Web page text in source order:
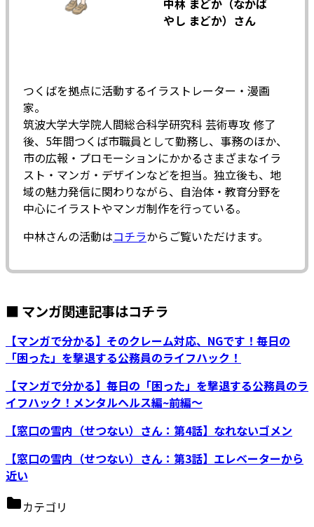
中林 まどか（なかば
やし まどか）さん
つくばを拠点に活動するイラストレーター・漫画
家。
筑波大学大学院人間総合科学研究科 芸術専攻 修了
後、5年間つくば市職員として勤務し、事務のほか、
市の広報・プロモーションにかかるさまざまなイラ
スト・マンガ・デザインなどを担当。独立後も、地
域の魅力発信に関わりながら、自治体・教育分野を
中心にイラストやマンガ制作を行っている。
中林さんの活動はコチラからご覧いただけます。
■ マンガ関連記事はコチラ
【マンガで分かる】そのクレーム対応、NGです！毎日の
「困った」を撃退する公務員のライフハック！
【マンガで分かる】毎日の「困った」を撃退する公務員のラ
イフハック！メンタルヘルス編~前編～
【窓口の雪内（せつない）さん：第4話】なれないゴメン
【窓口の雪内（せつない）さん：第3話】エレベーターから
近い
カテゴリ